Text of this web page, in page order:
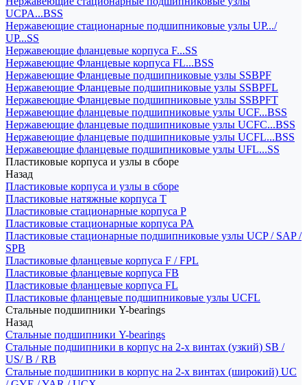
UCPA...BSS
Нержавеющие стационарные подшипниковые узлы UP.../
UP...SS
Нержавеющие фланцевые корпуса F...SS
Нержавеющие Фланцевые корпуса FL...BSS
Нержавеющие Фланцевые подшипниковые узлы SSBPF
Нержавеющие Фланцевые подшипниковые узлы SSBPFL
Нержавеющие Фланцевые подшипниковые узлы SSBPFT
Нержавеющие фланцевые подшипниковые узлы UCF...BSS
Нержавеющие фланцевые подшипниковые узлы UCFC...BSS
Нержавеющие фланцевые подшипниковые узлы UCFL...BSS
Нержавеющие фланцевые подшипниковые узлы UFL...SS
Пластиковые корпуса и узлы в сборе
Назад
Пластиковые корпуса и узлы в сборе
Пластиковые натяжные корпуса T
Пластиковые стационарные корпуса P
Пластиковые стационарные корпуса PA
Пластиковые стационарные подшипниковые узлы UCP / SAP /
SPB
Пластиковые фланцевые корпуса F / FPL
Пластиковые фланцевые корпуса FB
Пластиковые фланцевые корпуса FL
Пластиковые фланцевые подшипниковые узлы UCFL
Стальные подшипники Y-bearings
Назад
Стальные подшипники Y-bearings
Стальные подшипники в корпус на 2-х винтах (узкий) SB /
US/ B / RB
Стальные подшипники в корпус на 2-х винтах (широкий) UC